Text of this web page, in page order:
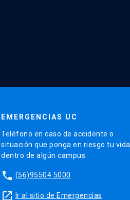
EMERGENCIAS UC
Teléfono en caso de accidente o
situación que ponga en riesgo tu vida
dentro de algún campus.
phone (56)95504 5000
launch Ir al sitio de Emergencias